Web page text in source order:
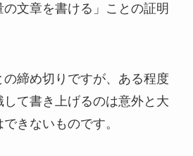
の文章を書ける」ことの証明
締め切りですが、ある程度
して書き上げるのは意外と大
きないものです。